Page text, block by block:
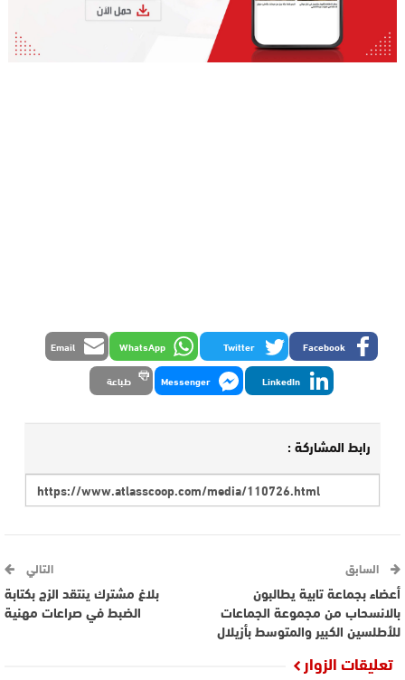
Facebook
Twitter
WhatsApp
Email
LinkedIn
Messenger طباعة
رابط المشاركة :
السابق
أعضاء بجماعة تابية يطالبون
بالانسحاب من مجموعة الجماعات
للأطلسين الكبير والمتوسط بأزيلال
التالي
بلاغ مشترك ينتقد الزج بكتابة
الضبط في صراعات مهنية
تعليقات الزوار